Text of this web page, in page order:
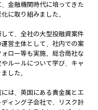
金融機関時代に培ってきた
に取り組みました。
て、全社の大型投融資案件
営主体として、社内での案
ロー等も実施。総合商社な
ルールについて学び、キャ
した。
は、英国にある貴金属とエ
ィング子会社で、リスク計